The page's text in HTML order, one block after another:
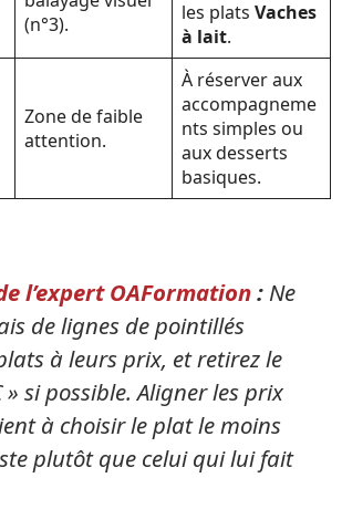
(n°3).
les plats Vaches
à lait.
Zone de faible
attention.
À réserver aux
accompagneme
nts simples ou
aux desserts
basiques.
l’expert OAFormation: Ne
de lignes de pointillés
à leurs prix, et retirez le
» si possible. Aligner les prix
à choisir le plat le moins
plutôt que celui qui lui fait